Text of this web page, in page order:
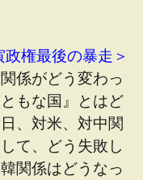
政権最後の暴走＞
係がどう変わっ
もな国』とはど
、対米、対中関
て、どう失敗し
関係はどうなっ